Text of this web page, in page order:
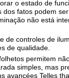
o estado de
dos fatos podem
não está
de controles de
de qualidade.
permitem
simples, mas
avancées Telles